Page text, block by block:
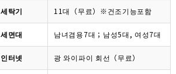
세탁기 11대（무료）※건조기능포함
세면대 남녀겸용7대；남성5대, 여성7대
인터넷 광 와이파이 회선（무료）